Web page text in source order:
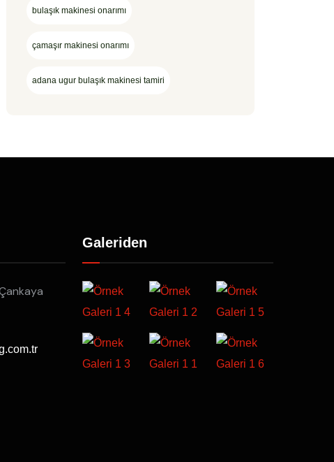
bulaşık makinesi onarımı
çamaşır makinesi onarımı
adana ugur bulaşık makinesi tamiri
Galeriden